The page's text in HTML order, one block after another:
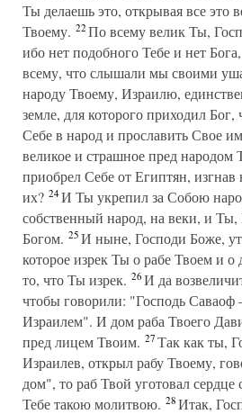
Ты делаешь это, открывая все это
Твоему. 22По всему велик Ты,
ибо нет подобного Тебе и нет
всему, что слышали мы своими
народу Твоему, Израилю,
земле, для которого приходил
Себе в народ и прославить Свое
великое и страшное пред
приобрел Себе от Египтян, изгнав
их? 24И Ты укрепил за Собою
собственный народ, на веки, и Ты,
Богом. 25И ныне, Господи Боже,
которое изрек Ты о рабе Твоем и о
то, что Ты изрек. 26И да
чтобы говорили: "Господь
Израилем". И дом раба Твоего
пред лицем Твоим. 27Так как ты,
Израилев, открыл рабу Твоему,
дом", то раб Твой уготовал сердце
Тебе такою молитвою. 28Итак,